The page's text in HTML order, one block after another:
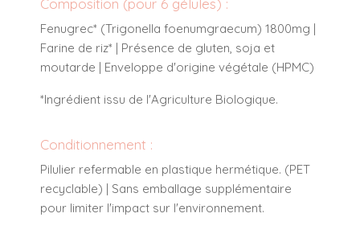
Composition (pour 6 gélules) :
Fenugrec* (Trigonella foenumgraecum) 1800mg |
Farine de riz* | Présence de gluten, soja et
moutarde | Enveloppe d'origine végétale (HPMC)
*Ingrédient issu de l'Agriculture Biologique.
Conditionnement :
Pilulier refermable en plastique hermétique. (PET
recyclable) | Sans emballage supplémentaire
pour limiter l'impact sur l'environnement.